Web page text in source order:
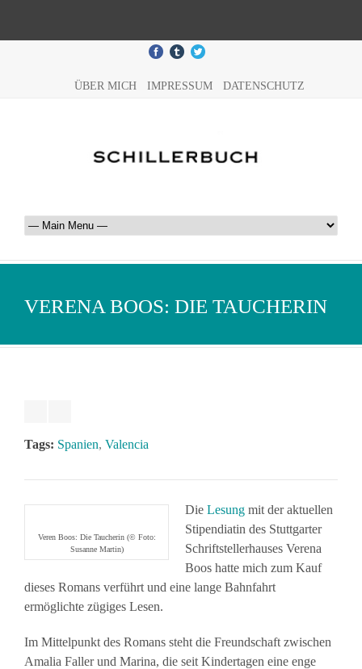
ÜBER MICH IMPRESSUM DATENSCHUTZ
VERENA BOOS: DIE TAUCHERIN
Tags: Spanien, Valencia
Veren Boos: Die Taucherin (© Foto:
Susanne Martin)
Die Lesung mit der aktuellen
Stipendiatin des Stuttgarter
Schriftstellerhauses Verena
Boos hatte mich zum Kauf
dieses Romans verführt und eine lange Bahnfahrt
ermöglichte zügiges Lesen.
Im Mittelpunkt des Romans steht die Freundschaft zwischen
Amalia Faller und Marina, die seit Kindertagen eine enge